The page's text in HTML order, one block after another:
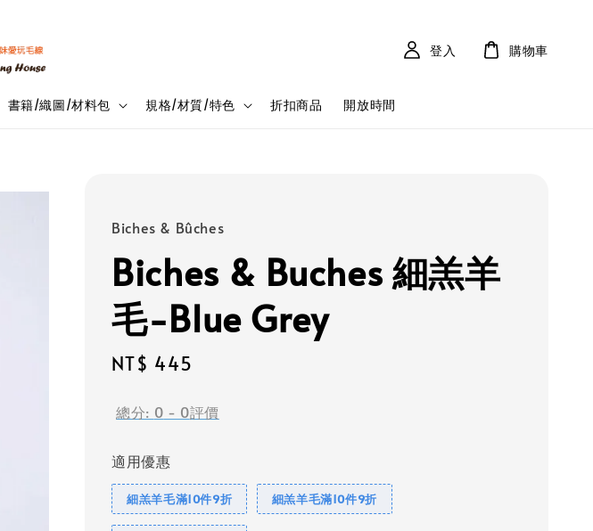
書籍/織圖/材料包 規格/材質/特色 折扣商品 開放時間
登入 購物車
Biches & Bûches
Biches & Buches 細羔羊
毛-Blue Grey
Regular
NT$ 445
總分: 0 - 0評價
適用優惠
細羔羊毛滿10件9折 細羔羊毛滿10件9折